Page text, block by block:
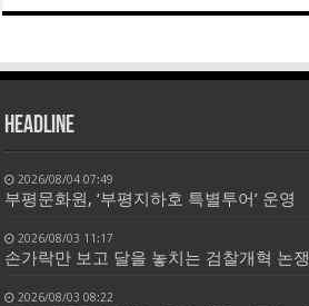
HEADLINE
2026/08/04 07:49
부평문화원, ‘부평지하호 특별투어’ 운영
2026/08/03 11:17
손가락만 보고 달을 놓치는 검찰개혁 논쟁
2026/08/03 08:22